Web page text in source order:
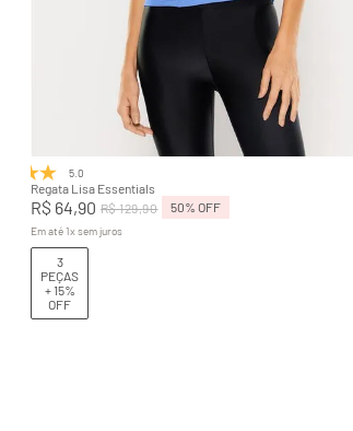
Adicionar na sacola
5.0
Regata Lisa Essentials
R$ 64,90 R$129,90 50% OFF
Em até 1xsem juros
3
PEÇAS
+ 15%
OFF